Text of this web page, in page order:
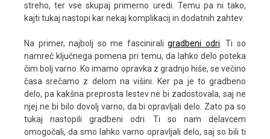
streho, ter vse skupaj primerno uredi. Temu pa ni tako,
kajti tukaj nastopi kar nekaj komplikacij in dodatnih zahtev.
Na primer, najbolj so me fasciniraligradbeni odri . Ti so
namreč ključnega pomena pri temu, da lahko delo poteka
čim bolj varno. Ko imamo opravka z gradnjo hiše, se večino
časa srečamo z delom na višini. Ker pa je to gradbeno
delo, pa kakšna preprosta lestev ne bi zadostovala, saj ne
njej ne bi bilo dovolj varno, da bi opravljali delo. Zato pa so
tukaj nastopili gradbeni odri. Ti so nam delavcem
omogočali, da smo lahko varno opravljali delo, saj so bili ti